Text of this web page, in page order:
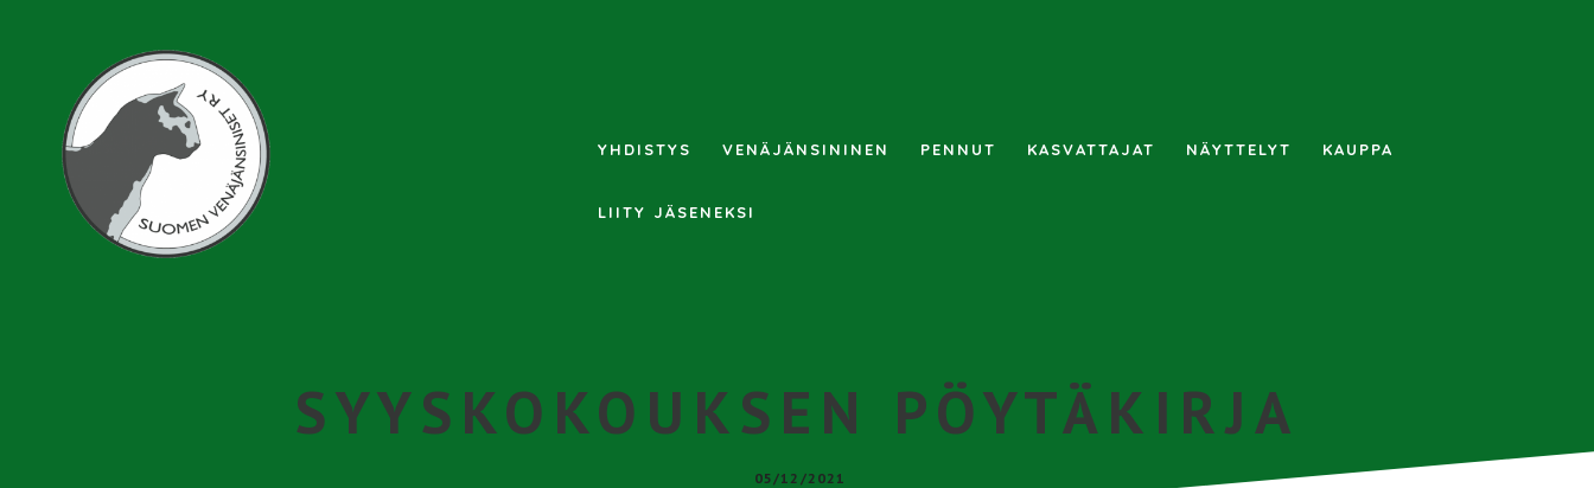
Venäjänsininen
YHDISTYS VENÄJÄNSININEN PENNUT KASVATTAJAT NÄYTTELYT KAUPPA
LIITY JÄSENEKSI
SYYSKOKOUKSEN PÖYTÄKIRJA
05/12/2021